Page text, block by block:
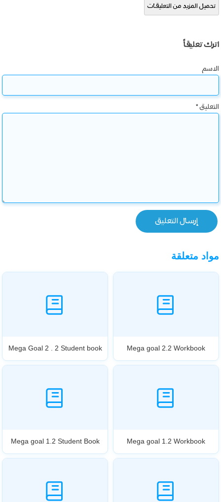
تحميل المزيد من التعليقات
اترك تعليقاً
الاسم
التعليق*
مواد متعلقة
Mega goal 2.2 Workbook
Mega Goal 2 . 2 Student book
Mega goal 1.2 Workbook
Mega goal 1.2 Student Book